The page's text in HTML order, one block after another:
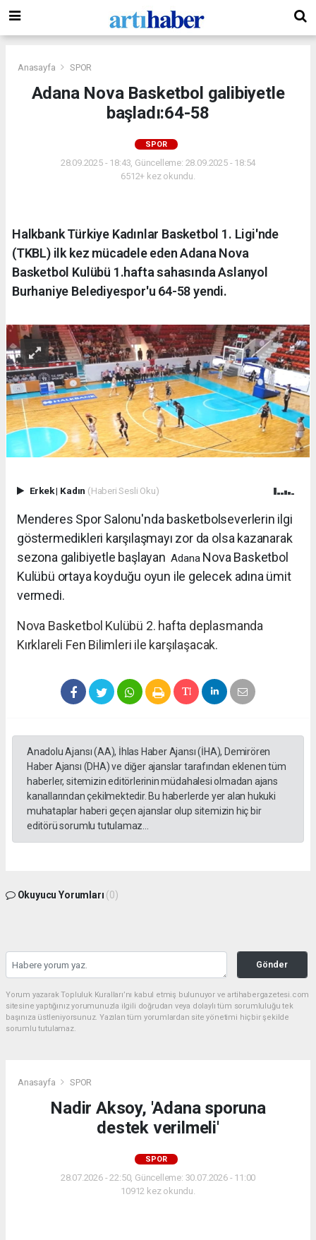
Anasayfa SPOR
Adana Nova Basketbol galibiyetle
başladı:64-58
SPOR
28.09.2025 - 18:43, Güncelleme: 28.09.2025 - 18:54
6512+ kez okundu.
Halkbank Türkiye Kadınlar Basketbol 1. Ligi'nde
(TKBL) ilk kez mücadele eden Adana Nova
Basketbol Kulübü 1.hafta sahasında Aslanyol
Burhaniye Belediyespor'u 64-58 yendi.
Erkek| Kadın (Haberi Sesli Oku)
Menderes Spor Salonu'nda basketbolseverlerin ilgi
göstermedikleri karşılaşmayı zor da olsa kazanarak
sezona galibiyetle başlayanAdana Nova Basketbol
Kulübü ortaya koyduğu oyun ile gelecek adına ümit
vermedi.
Nova Basketbol Kulübü 2. hafta deplasmanda
Kırklareli Fen Bilimleri ile karşılaşacak.
Anadolu Ajansı (AA), İhlas Haber Ajansı (İHA), Demirören
Haber Ajansı (DHA) ve diğer ajanslar tarafından eklenen tüm
haberler, sitemizin editörlerinin müdahalesi olmadan ajans
kanallarından çekilmektedir. Bu haberlerde yer alan hukuki
muhataplar haberi geçen ajanslar olup sitemizin hiç bir
editörü sorumlu tutulamaz...
Okuyucu Yorumları (0)
Gönder
Yorum yazarak Topluluk Kuralları’nı kabul etmiş bulunuyor ve artihabergazetesi.com
sitesine yaptığınız yorumunuzla ilgili doğrudan veya dolaylı tüm sorumluluğu tek
başınıza üstleniyorsunuz. Yazılan tüm yorumlardan site yönetimi hiçbir şekilde
sorumlu tutulamaz.
Anasayfa SPOR
Nadir Aksoy, 'Adana sporuna
destek verilmeli'
SPOR
28.07.2026 - 22:50, Güncelleme: 30.07.2026 - 11:00
10912 kez okundu.